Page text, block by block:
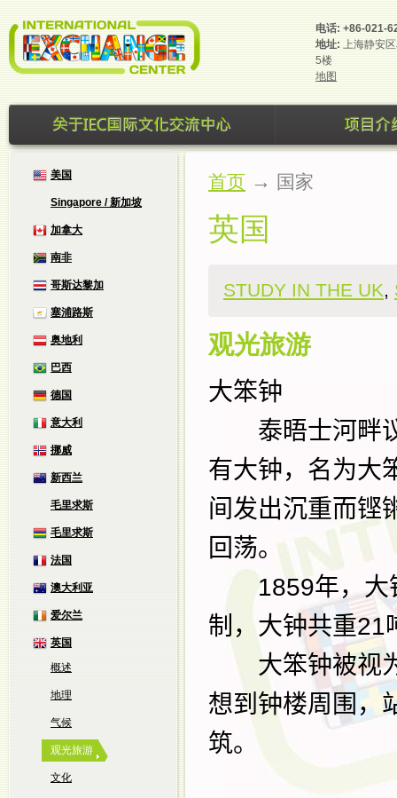
电话: +86-021-
地址: 上海静安
5楼
地图
美国
Singapore / 新加坡
加拿大
南非
哥斯达黎加
塞浦路斯
奥地利
巴西
德国
意大利
挪威
新西兰
毛里求斯
毛里求斯
法国
澳大利亚
爱尔兰
英国
概述
地理
气候
观光旅游
文化
首页 → 国家
英国
STUDY IN THE UK,
观光旅游
大笨钟
泰晤士河畔议
有大钟，名为大
间发出沉重而铿
回荡。
1859年，大
制，大钟共重21
大笨钟被视为
想到钟楼周围，
筑。